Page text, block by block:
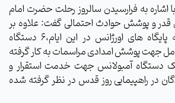
اشاره به فرارسیدن سالروز رحلت حضرت امام
و پوشش حوادث احتمالی گفت: علاوه بر
آماده باش کامل همه پایگاه های اورژانس در این ایام،6 دستگاه
جهت پوشش امدادی مراسمات به کار گرفته
آمبولانس جهت خدمت استقرار و
در راهپیمایی روز قدس در نظر گرفته شده